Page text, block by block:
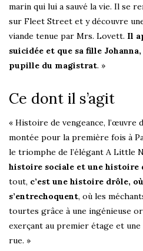
marin qui lui a sauvé la vie. Il se
sur Fleet Street et y découvre
viande tenue par Mrs. Lovett. Il
suicidée et que sa fille
pupille du magistrat. »
Ce dont il s’agit
« Histoire de vengeance, l’œuvre
montée pour la première fois à
le triomphe de l’élégant A Little
histoire sociale et une histoire
tout, c’est une histoire drôle,
s’entrechoquent, où les
tourtes grâce à une ingénieuse
exerçant au premier étage et
rue. »